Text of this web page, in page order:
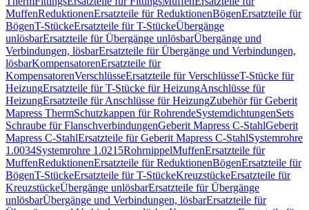
MuffenReduktionenErsatzteile für ReduktionenBögenErsatzteile für
BögenT-StückeErsatzteile für T-StückeÜbergänge
unlösbarErsatzteile für Übergänge unlösbarÜbergänge und
Verbindungen, lösbarErsatzteile für Übergänge und Verbindungen,
lösbarKompensatorenErsatzteile für
KompensatorenVerschlüsseErsatzteile für VerschlüsseT-Stücke für
HeizungErsatzteile für T-Stücke für HeizungAnschlüsse für
HeizungErsatzteile für Anschlüsse für HeizungZubehör für Geberit
Mapress ThermSchutzkappen für RohrendeSystemdichtungenSets
Schraube für FlanschverbindungenGeberit Mapress C-StahlGeberit
Mapress C-StahlErsatzteile für Geberit Mapress C-StahlSystemrohre
1.0034Systemrohre 1.0215RohrnippelMuffenErsatzteile für
MuffenReduktionenErsatzteile für ReduktionenBögenErsatzteile für
BögenT-StückeErsatzteile für T-StückeKreuzstückeErsatzteile für
KreuzstückeÜbergänge unlösbarErsatzteile für Übergänge
unlösbarÜbergänge und Verbindungen, lösbarErsatzteile für